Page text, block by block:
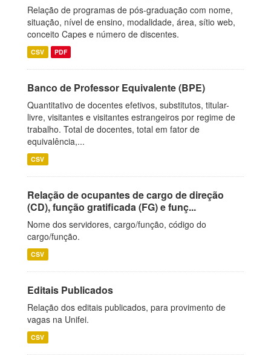
Relação de programas de pós-graduação com nome,
situação, nível de ensino, modalidade, área, sítio web,
conceito Capes e número de discentes.
CSV PDF
Banco de Professor Equivalente (BPE)
Quantitativo de docentes efetivos, substitutos, titular-
livre, visitantes e visitantes estrangeiros por regime de
trabalho. Total de docentes, total em fator de
equivalência,...
CSV
Relação de ocupantes de cargo de direção
(CD), função gratificada (FG) e funç...
Nome dos servidores, cargo/função, código do
cargo/função.
CSV
Editais Publicados
Relação dos editais publicados, para provimento de
vagas na Unifei.
CSV